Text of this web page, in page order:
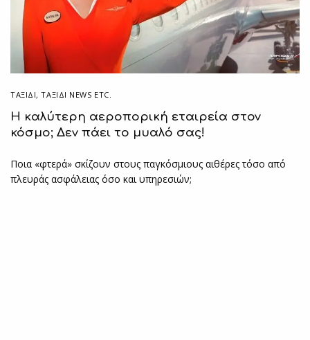
ΤΑΞΙΔΙ,ΤΑΞΊΔΙ NEWS ETC.
Η καλύτερη αεροπορική εταιρεία στον
κόσμο; Δεν πάει το μυαλό σας!
Ποια «φτερά» σκίζουν στους παγκόσμιους αιθέρες τόσο από
πλευράς ασφάλειας όσο και υπηρεσιών;